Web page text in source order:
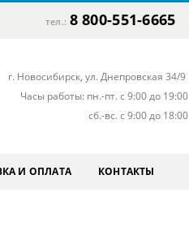
тел.: 8 800-551-6665
г. Новосибирск, ул. Днепровская 34/9
Часы работы: пн.-пт. с 9:00 до 19:00
сб.-вс. с 9:00 до 18:00
И ОПЛАТА КОНТАКТЫ